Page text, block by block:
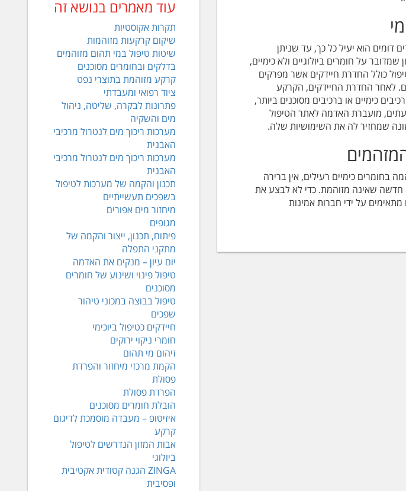
דומים הוא יעיל כל כך, עד שניתן
על חומרים ביולוגיים ולא כימיים,
כולל החדרת חיידקים אשר מפרקים
לאחר החדרת החיידקים, הקרקע
כימיים או ברכיבים מסוכנים ביותר,
מועברת האדמה לאתר הטיפול
שמחזיר לה את השימושיות שלה.
כימיים רעילים, אין ברירה
חדשה שאינה מזוהמת. כדי לא לבצע את
על ידי חברות אמינות
עוד מאמרים בנושא זה
תקרות אקוסטיות
שיקום קרקעות מזוהמות
שיטות טיפול במי תהום מזוהמים
בדלקים ובחומרים מסוכנים
קרקע מזוהמת בתוצרי נפט
ציוד רפואי ומעבדתי
פתרונות לבקרה, שליטה, ניהול
מים והשקיה
מערכות ריכוך מים לנטרול מרכיבי
האבנית
מערכות ריכוך מים לנטרול מרכיבי
האבנית
תכנון והקמה של מערכות לטיפול
בשפכים תעשייתיים
מיחזור מים אפורים
מגופים
פיתוח, תכנון, ייצור והקמה של
מתקני התפלה
יום עיון – מנקים את האדמה
טיפול פינוי ושינוע של חומרים
מסוכנים
טיפול בבוצה במכוני טיהור
שפכים
חיידקים כטיפול ביוכימי
חומרי ניקוי ירוקים
זיהום מי תהום
הקמת מרכזי מיחזור והפרדת
פסולת
הפרדת פסולת
הובלת חומרים מסוכנים
איזיטופ – מעבדה מוסמכת לדיגום
קרקע
אבות המזון הנדרשים לטיפול
ביולוגי
ZINGA הגנה קטודית אקטיבית
ופסיבית